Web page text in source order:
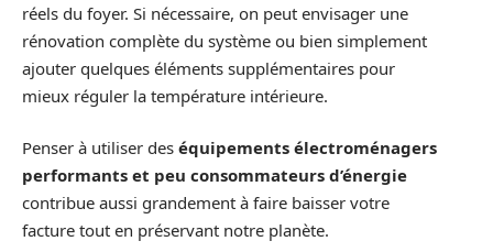
réels du foyer. Si nécessaire, on peut envisager une
rénovation complète du système ou bien simplement
ajouter quelques éléments supplémentaires pour
mieux réguler la température intérieure.
Penser à utiliser des équipements électroménagers
performants et peu consommateurs d’énergie
contribue aussi grandement à faire baisser votre
facture tout en préservant notre planète.